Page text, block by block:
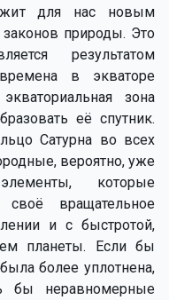
для нас новым
природы. Это
результатом
в экваторе
зона
её спутник.
Сатурна во всех
вероятно, уже
которые
вращательное
и с быстротой,
планеты. Если бы
более уплотнена,
бы неравномерные